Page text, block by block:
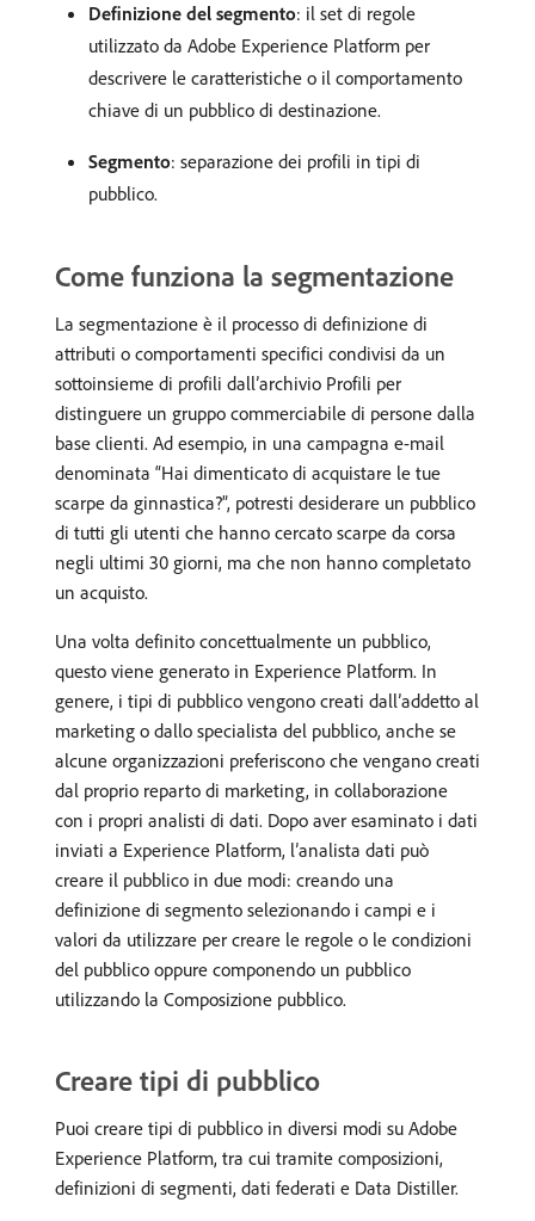
Definizione del segmento: il set di regole
utilizzato da Adobe Experience Platform per
descrivere le caratteristiche o il comportamento
chiave di un pubblico di destinazione.
Segmento: separazione dei profili in tipi di
pubblico.
Come funziona la segmentazione
La segmentazione è il processo di definizione di
attributi o comportamenti specifici condivisi da un
sottoinsieme di profili dall’archivio Profili per
distinguere un gruppo commerciabile di persone dalla
base clienti. Ad esempio, in una campagna e-mail
denominata “Hai dimenticato di acquistare le tue
scarpe da ginnastica?”, potresti desiderare un pubblico
di tutti gli utenti che hanno cercato scarpe da corsa
negli ultimi 30 giorni, ma che non hanno completato
un acquisto.
Una volta definito concettualmente un pubblico,
questo viene generato in Experience Platform. In
genere, i tipi di pubblico vengono creati dall’addetto al
marketing o dallo specialista del pubblico, anche se
alcune organizzazioni preferiscono che vengano creati
dal proprio reparto di marketing, in collaborazione
con i propri analisti di dati. Dopo aver esaminato i dati
inviati a Experience Platform, l’analista dati può
creare il pubblico in due modi: creando una
definizione di segmento selezionando i campi e i
valori da utilizzare per creare le regole o le condizioni
del pubblico oppure componendo un pubblico
utilizzando la Composizione pubblico.
Creare tipi di pubblico
Puoi creare tipi di pubblico in diversi modi su Adobe
Experience Platform, tra cui tramite composizioni,
definizioni di segmenti, dati federati e Data Distiller.